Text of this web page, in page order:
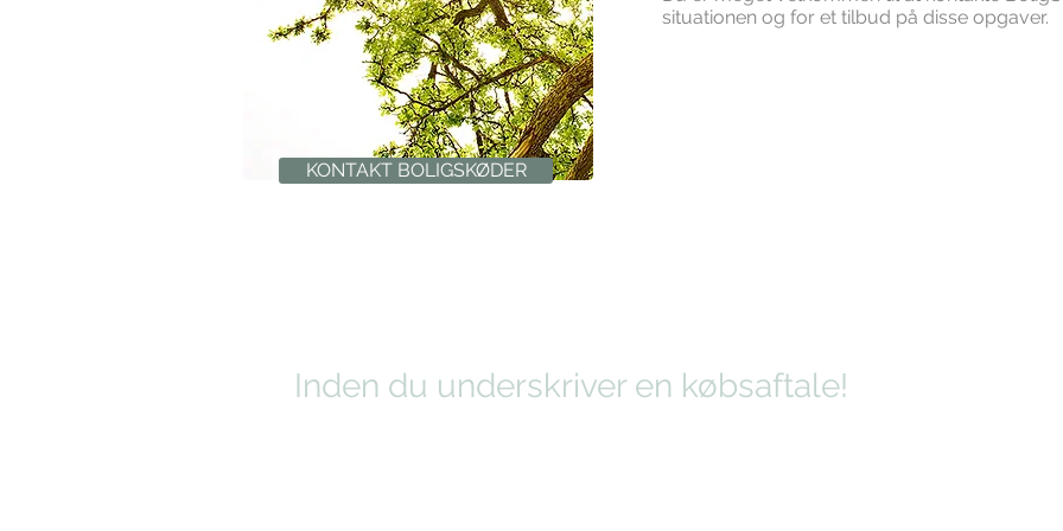
KONTAKT BOLIGSKØDER
situationen og for et tilbud på disse opgaver.
Inden du underskriver en købsaftale!